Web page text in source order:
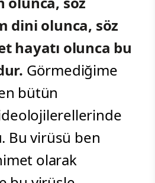
dini olunca, söz
hayatı olunca bu
Görmediğime
bütün
Bu virüsü ben
olarak